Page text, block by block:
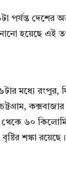
পর্যন্ত দেশের
হয়েছে এই
৬টার মধ্যে
থেকে ৬০
শঙ্কা রয়েছে।